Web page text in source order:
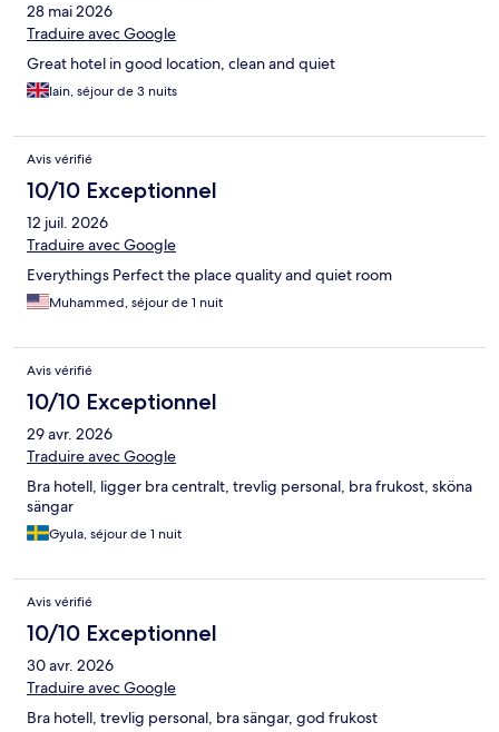
28 mai 2026
Traduire avec Google
Great hotel in good location, clean and quiet
Iain, séjour de 3 nuits
Avis vérifié
10/10 Exceptionnel
12 juil. 2026
Traduire avec Google
‏Everythings Perfect the place quality and quiet room
Muhammed, séjour de 1 nuit
Avis vérifié
10/10 Exceptionnel
29 avr. 2026
Traduire avec Google
Bra hotell, ligger bra centralt, trevlig personal, bra frukost, sköna
sängar
Gyula, séjour de 1 nuit
Avis vérifié
10/10 Exceptionnel
30 avr. 2026
Traduire avec Google
Bra hotell, trevlig personal, bra sängar, god frukost